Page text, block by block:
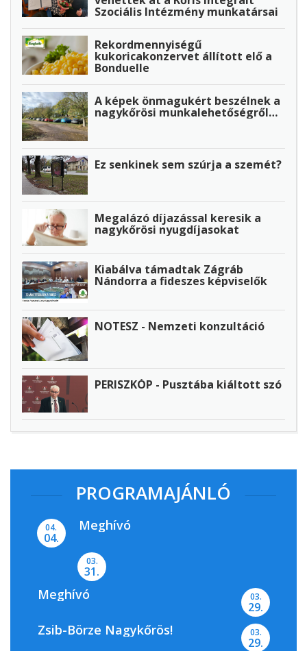
Szociális Intézmény munkatársai
Rekordmennyiségű
kukoricakonzervet állított elő a
Bonduelle
A képek önmagukért beszélnek a
nagykőrösi munkalehetőségről…
Ez senkinek sem szúrja a szemét?
Megalázó díjazással keresik a
nagykőrösi nyugdíjasokat
Kiabálva támadtak Zágráb
Nándorra a fideszes képviselők
NOTESZ - Nemzeti konzultáció
PERISZKÓP - Pusztába kiáltott szó
PROGRAMAJÁNLÓ
04.
04.
Meghívó
03.
31.
Meghívó 03.
29.
Zsib-Börze Nagykőrös! 03.
29.